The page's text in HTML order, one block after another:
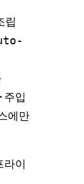
립
입
에만
라이